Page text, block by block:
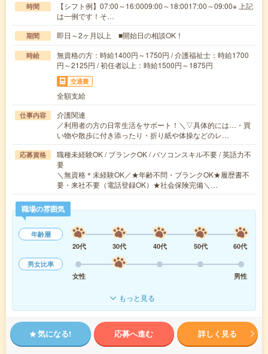
時間
【シフト例】07:00～16:0009:00～18:0017:00～09:00※ 上記
は一例です！そ…
期間 即日～2ヶ月以上 ■開始日の相談OK！
時給
無資格の方：時給1400円～1750円 / 介護福祉士：時給1700
円～2125円 / 初任者以上：時給1500円～1875円
交通費
全額支給
仕事内容
介護関連
／利用者の方の日常生活をサポート！＼▽具体的には…・買
い物や散歩に付き添ったり・折り紙や体操などのレ…
応募資格
職種未経験OK / ブランクOK / パソコンスキル不要 / 英語力不
要
＼無資格＊未経験OK／★年齢不問・ブランクOK★履歴書不
要・来社不要（電話登録OK）★社会保険完備＼…
職場の雰囲気
年齢層
20代
30代 40代 50代
60代
男女比率
女性
男性
もっと見る
気になる! 応募へ進む 詳しく見る